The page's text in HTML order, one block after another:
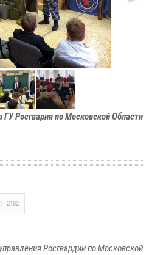
Росгвария по Московской Области
2182
Росгвардии по Московской